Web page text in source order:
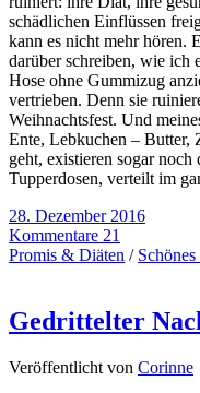
schädlichen Einflüssen
kann es nicht mehr hören.
darüber schreiben, wie ich
Hose ohne Gummizug
vertrieben. Denn sie
Weihnachtsfest. Und
Ente, Lebkuchen – Butter,
geht, existieren sogar noch
Tupperdosen, verteilt im
28. Dezember 2016
Kommentare 21
Promis & Diäten /
Gedrittelter
Veröffentlicht von Corinne